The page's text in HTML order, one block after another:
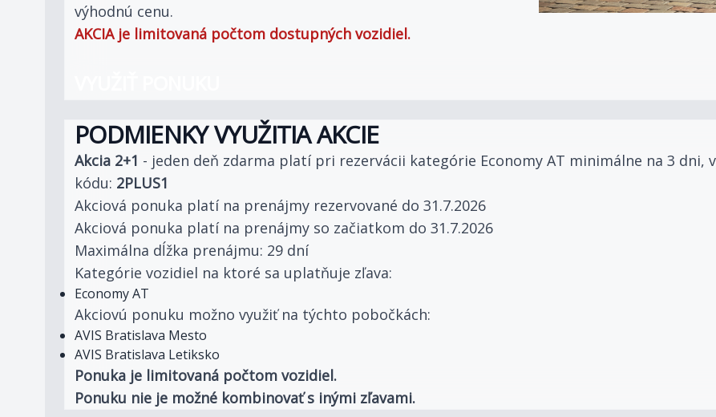
výhodnú cenu.
AKCIA je limitovaná počtom dostupných vozidiel.
PODMIENKY VYUŽITIA AKCIE
Akcia 2+1 - jeden deň zdarma platí pri rezervácii kategórie Economy AT minimálne na 3 dni,
kódu: 2PLUS1
Akciová ponuka platí na prenájmy rezervované do 31.7.2026
Akciová ponuka platí na prenájmy so začiatkom do 31.7.2026
Maximálna dĺžka prenájmu: 29 dní
Kategórie vozidiel na ktoré sa uplatňuje zľava:
Economy AT
Akciovú ponuku možno využiť na týchto pobočkách:
AVIS Bratislava Mesto
AVIS Bratislava Letiksko
Ponuka je limitovaná počtom vozidiel.
Ponuku nie je možné kombinovať s inými zľavami.